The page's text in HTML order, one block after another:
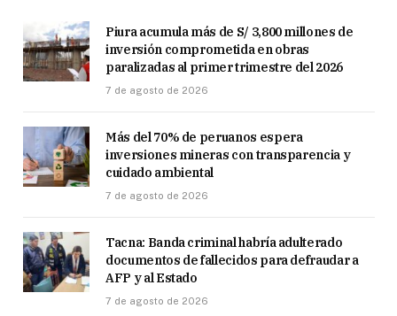
Piura acumula más de S/ 3,800 millones de
inversión comprometida en obras
paralizadas al primer trimestre del 2026
7 de agosto de 2026
Más del 70% de peruanos espera
inversiones mineras con transparencia y
cuidado ambiental
7 de agosto de 2026
Tacna: Banda criminal habría adulterado
documentos de fallecidos para defraudar a
AFP y al Estado
7 de agosto de 2026